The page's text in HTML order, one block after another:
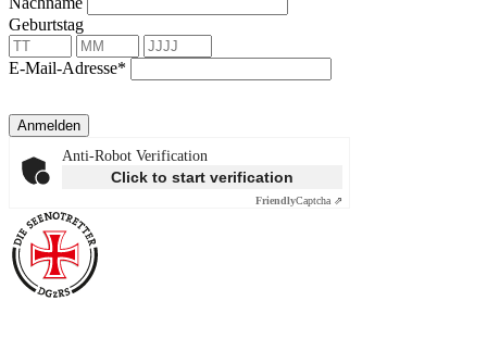
Geburtstag
E-Mail-Adresse*
Anmelden
Anti-Robot Verification
Click to start verification
FriendlyCaptcha ⇗